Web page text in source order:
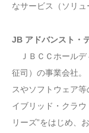
なサービス（ソリュ
JB アドバンスト・
ＪＢＣＣホールデ
征司）の事業会社
スやソフトウェア
イブリッド・クラ
リーズ”をはじめ、